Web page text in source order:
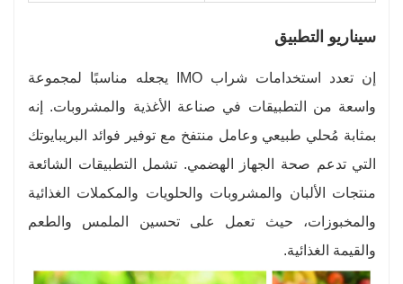
سيناريو التطبيق
إن تعدد استخدامات شراب IMO يجعله مناسبًا لمجموعة
واسعة من التطبيقات في صناعة الأغذية والمشروبات. إنه
بمثابة مُحلي طبيعي وعامل منتفخ مع توفير فوائد البريبايوتك
التي تدعم صحة الجهاز الهضمي. تشمل التطبيقات الشائعة
منتجات الألبان والمشروبات والحلويات والمكملات الغذائية
والمخبوزات، حيث تعمل على تحسين الملمس والطعم
والقيمة الغذائية.